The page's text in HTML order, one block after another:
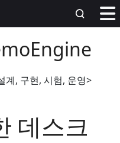
계, 구현, 시험, 운영>
데스크